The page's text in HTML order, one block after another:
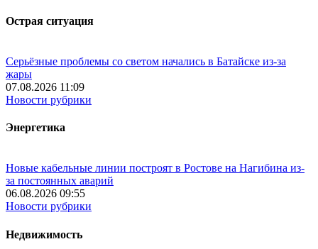
Острая ситуация
Серьёзные проблемы со светом начались в Батайске из-за
жары
07.08.2026 11:09
Новости рубрики
Энергетика
Новые кабельные линии построят в Ростове на Нагибина из-
за постоянных аварий
06.08.2026 09:55
Новости рубрики
Недвижимость